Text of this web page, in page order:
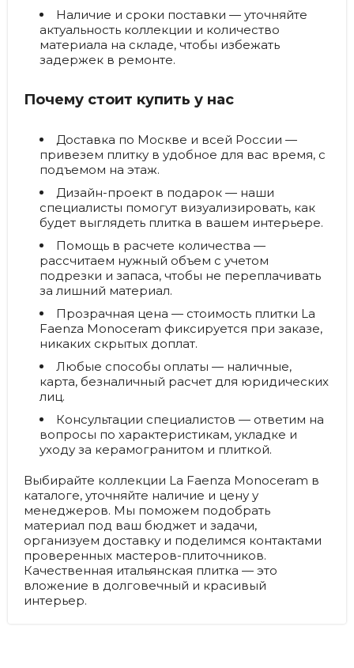
Наличие и сроки поставки — уточняйте
актуальность коллекции и количество
материала на складе, чтобы избежать
задержек в ремонте.
Почему стоит купить у нас
Доставка по Москве и всей России —
привезем плитку в удобное для вас время, с
подъемом на этаж.
Дизайн-проект в подарок — наши
специалисты помогут визуализировать, как
будет выглядеть плитка в вашем интерьере.
Помощь в расчете количества —
рассчитаем нужный объем с учетом
подрезки и запаса, чтобы не переплачивать
за лишний материал.
Прозрачная цена — стоимость плитки La
Faenza Monoceram фиксируется при заказе,
никаких скрытых доплат.
Любые способы оплаты — наличные,
карта, безналичный расчет для юридических
лиц.
Консультации специалистов — ответим на
вопросы по характеристикам, укладке и
уходу за керамогранитом и плиткой.
Выбирайте коллекции La Faenza Monoceram в
каталоге, уточняйте наличие и цену у
менеджеров. Мы поможем подобрать
материал под ваш бюджет и задачи,
организуем доставку и поделимся контактами
проверенных мастеров-плиточников.
Качественная итальянская плитка — это
вложение в долговечный и красивый
интерьер.